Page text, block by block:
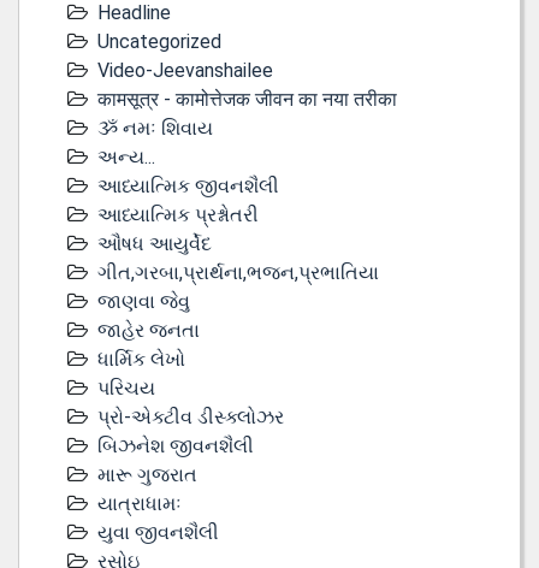
Headline
Uncategorized
Video-Jeevanshailee
कामसूत्र - कामोत्तेजक जीवन का नया तरीका
ૐ નમઃ શિવાય
અન્ય...
આધ્યાત્મિક જીવનશૈલી
આધ્યાત્મિક પ્રશ્નોતરી
ઔષધ આયુર્વેદ
ગીત,ગરબા,પ્રાર્થના,ભજન,પ્રભાતિયા
જાણવા જેવુ
જાહેર જનતા
ધાર્મિક લેખો
પરિચય
પ્રો-એક્ટીવ ડીસ્‍ક્લોઝર
બિઝનેશ જીવનશૈલી
મારૂ ગુજરાત
યાત્રાધામઃ
યુવા જીવનશૈલી
રસોઇ